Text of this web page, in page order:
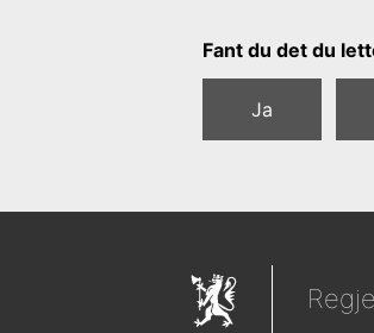
Fant du det du
Ja